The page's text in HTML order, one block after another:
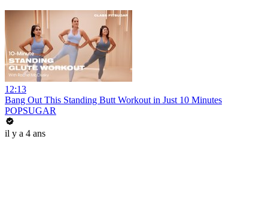
12:13
Bang Out This Standing Butt Workout in Just 10 Minutes
POPSUGAR
il y a 4 ans